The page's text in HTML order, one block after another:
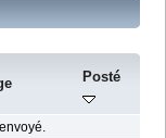
Posté